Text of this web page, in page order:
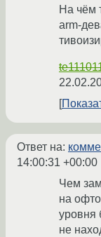
На чём
arm-
Ответ на:
14:00:31 +00:00
Чем
на
уровня
не